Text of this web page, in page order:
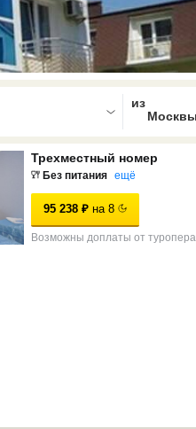
is focused , press Down to
Трехместный номер
Без питания ещё
95 238 ₽ на 8
Возможны доплаты от